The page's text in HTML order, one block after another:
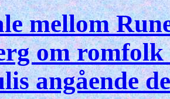
mellom
om romfolk
angående